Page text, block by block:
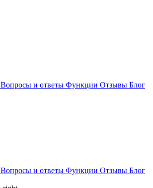
Вопросы и ответы Функции Отзывы Блог
Вопросы и ответы Функции Отзывы Блог